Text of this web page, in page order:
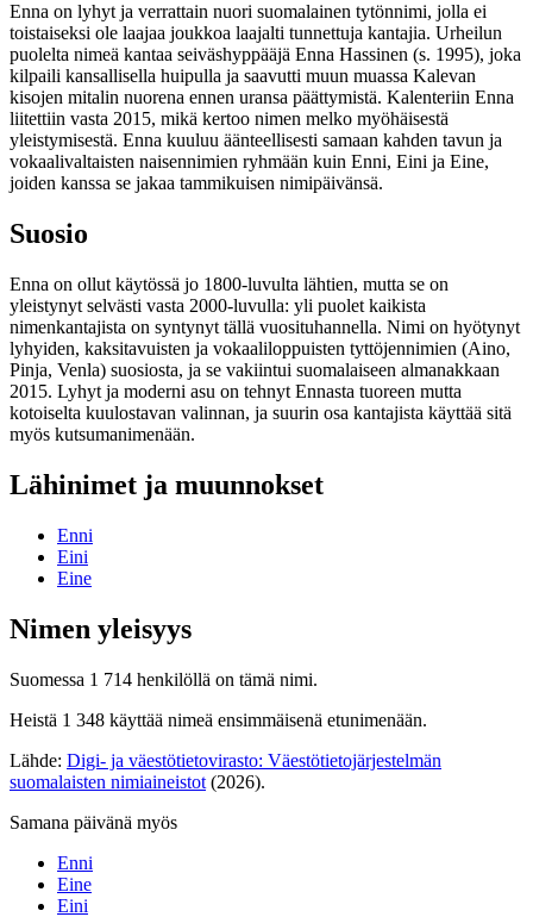
Enna on lyhyt ja verrattain nuori suomalainen tytönnimi, jolla ei
toistaiseksi ole laajaa joukkoa laajalti tunnettuja kantajia. Urheilun
puolelta nimeä kantaa seiväshyppääjä Enna Hassinen (s. 1995), joka
kilpaili kansallisella huipulla ja saavutti muun muassa Kalevan
kisojen mitalin nuorena ennen uransa päättymistä. Kalenteriin Enna
liitettiin vasta 2015, mikä kertoo nimen melko myöhäisestä
yleistymisestä. Enna kuuluu äänteellisesti samaan kahden tavun ja
vokaalivaltaisten naisennimien ryhmään kuin Enni, Eini ja Eine,
joiden kanssa se jakaa tammikuisen nimipäivänsä.
Suosio
Enna on ollut käytössä jo 1800-luvulta lähtien, mutta se on
yleistynyt selvästi vasta 2000-luvulla: yli puolet kaikista
nimenkantajista on syntynyt tällä vuosituhannella. Nimi on hyötynyt
lyhyiden, kaksitavuisten ja vokaaliloppuisten tyttöjennimien (Aino,
Pinja, Venla) suosiosta, ja se vakiintui suomalaiseen almanakkaan
2015. Lyhyt ja moderni asu on tehnyt Ennasta tuoreen mutta
kotoiselta kuulostavan valinnan, ja suurin osa kantajista käyttää sitä
myös kutsumanimenään.
Lähinimet ja muunnokset
Enni
Eini
Eine
Nimen yleisyys
Suomessa 1 714 henkilöllä on tämä nimi.
Heistä 1 348 käyttää nimeä ensimmäisenä etunimenään.
Lähde: Digi- ja väestötietovirasto: Väestötietojärjestelmän
suomalaisten nimiaineistot (2026).
Samana päivänä myös
Enni
Eine
Eini